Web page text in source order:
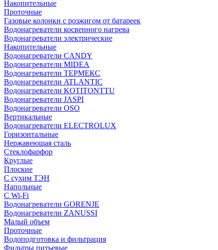
Накопительные
Проточные
Газовые колонки с розжигом от батареек
Водонагреватели косвенного нагрева
Водонагреватели электрические
Накопительные
Водонагреватели CANDY
Водонагреватели MIDEA
Водонагреватели ТЕРМЕКС
Водонагреватели ATLANTIC
Водонагреватели KOTITONTTU
Водонагреватели JASPI
Водонагреватели OSO
Вертикальные
Водонагреватели ELECTROLUX
Горизонтальные
Нержавеющая сталь
Стеклофарфор
Круглые
Плоские
С сухим ТЭН
Напольные
С Wi-Fi
Водонагреватели GORENJE
Водонагреватели ZANUSSI
Малый объем
Проточные
Водоподготовка и фильтрация
Фильтры питьевые